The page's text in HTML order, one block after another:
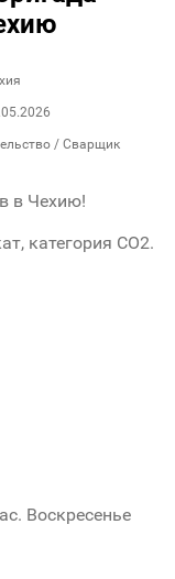
/ Сварщик
в Чехию!
категория СО2.
Воскресенье